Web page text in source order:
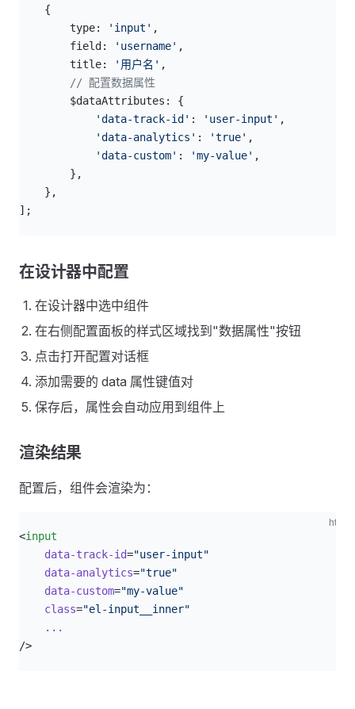
    {
        type:
'input' ,
        field:
'username' ,
        title:
'用户名' ,
        // 配置数据属性
        $dataAttributes: {
            'data-track-id'
: 'user-input' ,
            'data-analytics'
: 'true' ,
            'data-custom'
: 'my-value' ,
        },
    },
];
在设计器中配置
在设计器中选中组件
在右侧配置面板的样式区域找到"数据属性"按钮
点击打开配置对话框
添加需要的 data 属性键值对
保存后，属性会自动应用到组件上
渲染结果
配置后，组件会渲染为：
html
<input
    data-track-id
="user-input"
    data-analytics
="true"
    data-custom
="my-value"
    class
="el-input__inner"
    ...
/>